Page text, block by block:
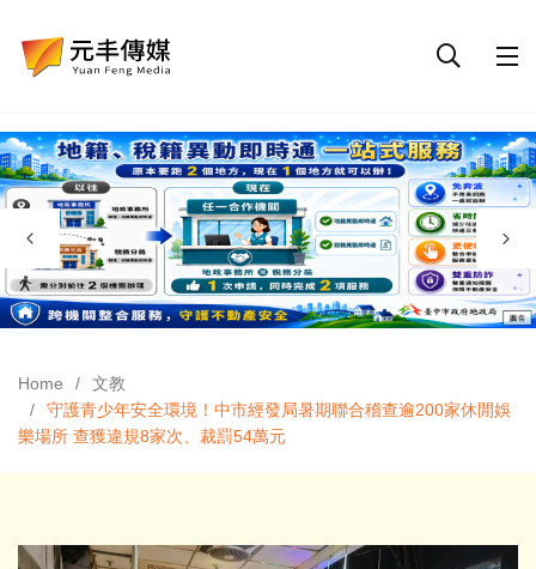
Home
文教
守護青少年安全環境！中市經發局暑期聯合稽查逾200家休閒娛
樂場所 查獲違規8家次、裁罰54萬元